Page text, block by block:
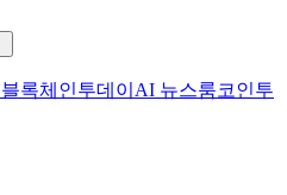
블록체인투데이 AI 뉴스룸코인투